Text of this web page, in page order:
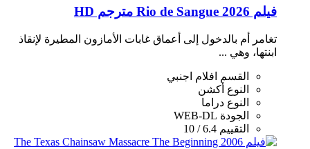
فيلم Rio de Sangue 2026 مترجم HD
تغامر أم بالدخول إلى أعماق غابات الأمازون المطيرة لإنقاذ
ابنتها، وهي ...
القسم
افلام اجنبي
النوع أكشن
النوع دراما
الجودة WEB-DL
التقييم 6.4 / 10